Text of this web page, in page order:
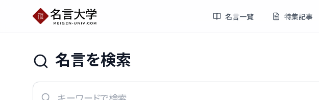
名言一覧 特集記事
名言を検索